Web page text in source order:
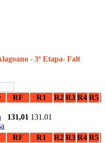
- 3ª Etapa- Falt
RF R1 R2 R3 R4 R5
131,01 131.01
RF R1 R2 R3 R4 R5